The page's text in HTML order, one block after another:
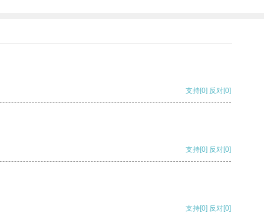
支持[0] 反对[0]
支持[0] 反对[0]
支持[0] 反对[0]